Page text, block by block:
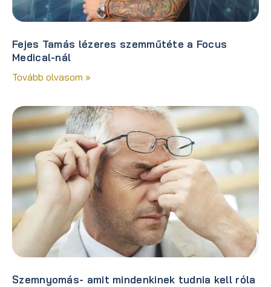
Fejes Tamás lézeres szemműtéte a Focus
Medical-nál
Tovább olvasom »
Szemnyomás- amit mindenkinek tudnia kell róla